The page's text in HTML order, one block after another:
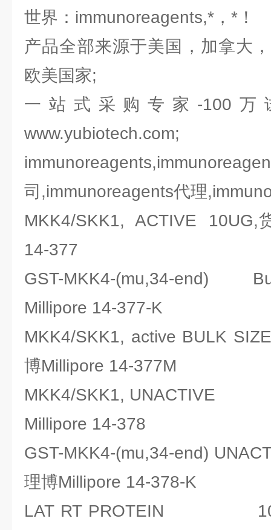
世界：immunoreagents,*，*！
产品全部来源于美国，加拿大
欧美国家;
一站式采购专家-100万
www.yubiotech.com;
司,immunoreagents代理
MKK4/SKK1, ACTIVE 10UG,
14-377
GST-MKK4-(mu,34-end)
Millipore 14-377-K
MKK4/SKK1, active BULK
博Millipore 14-377M
MKK4/SKK1, UNACTIVE
Millipore 14-378
GST-MKK4-(mu,34-end)
理博Millipore 14-378-K
LAT RT PROTEIN